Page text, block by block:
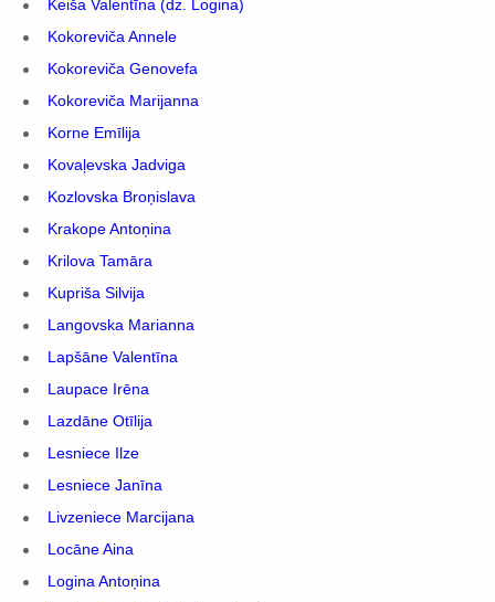
Keiša Valentīna (dz. Logina)
Kokoreviča Annele
Kokoreviča Genovefa
Kokoreviča Marijanna
Korne Emīlija
Kovaļevska Jadviga
Kozlovska Broņislava
Krakope Antoņina
Krilova Tamāra
Kupriša Silvija
Langovska Marianna
Lapšāne Valentīna
Laupace Irēna
Lazdāne Otīlija
Lesniece Ilze
Lesniece Janīna
Livzeniece Marcijana
Locāne Aina
Logina Antoņina